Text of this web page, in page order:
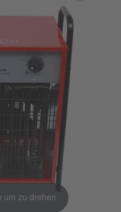
um zu drehen